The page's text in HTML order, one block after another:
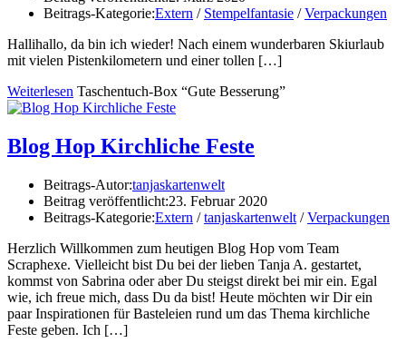
Beitrags-Kategorie:Extern / Stempelfantasie / Verpackungen
Hallihallo, da bin ich wieder! Nach einem wunderbaren Skiurlaub
mit vielen Pistenkilometern und einer tollen […]
Weiterlesen Taschentuch-Box “Gute Besserung”
Blog Hop Kirchliche Feste
Beitrags-Autor:tanjaskartenwelt
Beitrag veröffentlicht:23. Februar 2020
Beitrags-Kategorie:Extern / tanjaskartenwelt / Verpackungen
Herzlich Willkommen zum heutigen Blog Hop vom Team
Scraphexe. Vielleicht bist Du bei der lieben Tanja A. gestartet,
kommst von Sabrina oder aber Du steigst direkt bei mir ein. Egal
wie, ich freue mich, dass Du da bist! Heute möchten wir Dir ein
paar Inspirationen für Basteleien rund um das Thema kirchliche
Feste geben. Ich […]